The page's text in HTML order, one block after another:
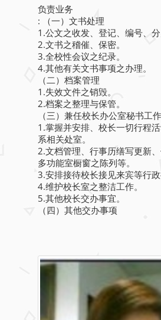
负责业务
: （一）文书处理
1.公文之收发、登记、编号、分
2.文书之稽催、保密。
3.全校性会议之纪录。
4.其他有关文书事项之办理。
（二）档案管理
1.失效文件之销毁。
2.档案之整理与保管。
（三）兼任校长办公室秘书工作
1.掌握并安排、校长一切行程
系相关处室。
2.文档管理、行事历缮写更新、
多功能室橱窗之陈列等。
3.安排接待校长接见来宾等行政
4.维护校长室之整洁工作。
5.其他校长交办事宜。
（四）其他交办事项